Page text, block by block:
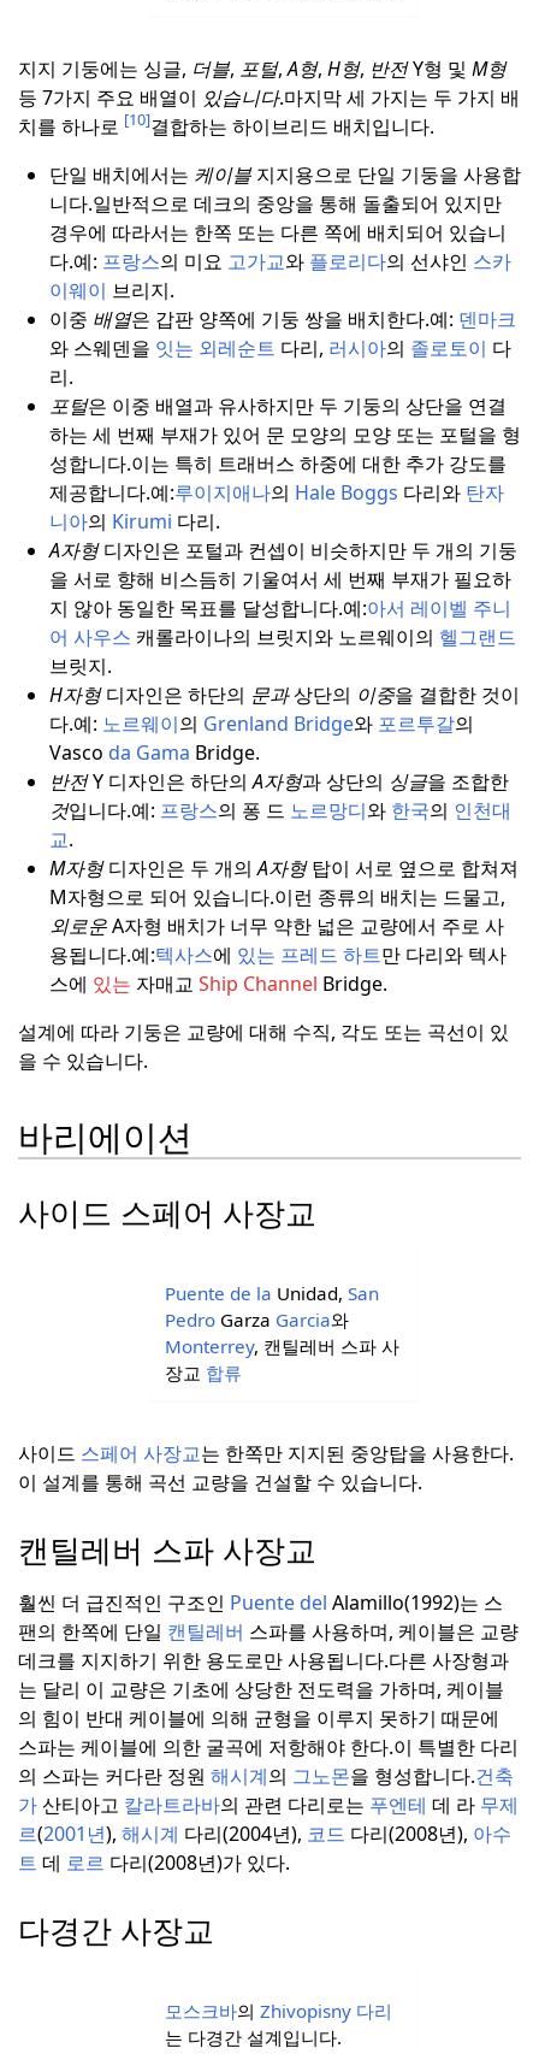
지지 기둥에는 싱글, 더블, 포털,A형, H형, 반전Y형 및 M형
등 7가지 주요 배열이 있습니다.마지막 세 가지는 두 가지 배
치를 하나로 [10]결합하는 하이브리드 배치입니다.
단일 배치에서는 케이블지지용으로 단일 기둥을 사용합
니다.일반적으로 데크의 중앙을 통해 돌출되어 있지만
경우에 따라서는 한쪽 또는 다른 쪽에 배치되어 있습니
다.예: 프랑스의 미요 고가교와 플로리다의 선샤인 스카
이웨이 브리지.
이중 배열은 갑판 양쪽에 기둥 쌍을 배치한다.예: 덴마크
와 스웨덴을 잇는 외레순트 다리, 러시아의 졸로토이 다
리.
포털은 이중 배열과 유사하지만 두 기둥의 상단을 연결
하는 세 번째 부재가 있어 문 모양의 모양 또는 포털을 형
성합니다.이는 특히 트래버스 하중에 대한 추가 강도를
제공합니다.예:루이지애나의 Hale Boggs 다리와 탄자
니아의 Kirumi 다리.
A자형디자인은 포털과 컨셉이 비슷하지만 두 개의 기둥
을 서로 향해 비스듬히 기울여서 세 번째 부재가 필요하
지 않아 동일한 목표를 달성합니다.예:아서 레이벨 주니
어 사우스 캐롤라이나의 브릿지와 노르웨이의 헬그랜드
브릿지.
H자형디자인은 하단의 문과상단의 이중을 결합한 것이
다.예: 노르웨이의 Grenland Bridge와 포르투갈의
Vasco da Gama Bridge.
반전Y 디자인은 하단의A자형과 상단의 싱글을 조합한
것입니다.예: 프랑스의 퐁 드 노르망디와 한국의 인천대
교.
M자형디자인은 두 개의A자형탑이 서로 옆으로 합쳐져
M자형으로 되어 있습니다.이런 종류의 배치는 드물고,
외로운A자형 배치가 너무 약한 넓은 교량에서 주로 사
용됩니다.예:텍사스에 있는 프레드 하트만 다리와 텍사
스에 있는 자매교 Ship Channel Bridge.
설계에 따라 기둥은 교량에 대해 수직, 각도 또는 곡선이 있
을 수 있습니다.
바리에이션
사이드 스페어 사장교
Puente de la Unidad, San
Pedro Garza Garcia와
Monterrey, 캔틸레버 스파 사
장교 합류
사이드 스페어 사장교는 한쪽만 지지된 중앙탑을 사용한다.
이 설계를 통해 곡선 교량을 건설할 수 있습니다.
캔틸레버 스파 사장교
훨씬 더 급진적인 구조인 Puente del Alamillo(1992)는 스
팬의 한쪽에 단일 캔틸레버 스파를 사용하며, 케이블은 교량
데크를 지지하기 위한 용도로만 사용됩니다.다른 사장형과
는 달리 이 교량은 기초에 상당한 전도력을 가하며, 케이블
의 힘이 반대 케이블에 의해 균형을 이루지 못하기 때문에
스파는 케이블에 의한 굴곡에 저항해야 한다.이 특별한 다리
의 스파는 커다란 정원 해시계의 그노몬을 형성합니다.건축
가산티아고 칼라트라바의 관련 다리로는 푸엔테 데 라 무제
르(2001년), 해시계 다리(2004년), 코드 다리(2008년), 아수
트 데 로르 다리(2008년)가 있다.
다경간 사장교
모스크바의 Zhivopisny 다리
는 다경간 설계입니다.